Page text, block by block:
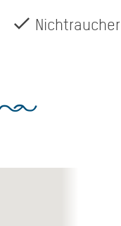
Nichtraucher